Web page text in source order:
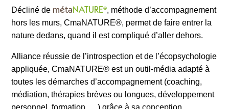
Décliné de métaNATURE®, méthode d’accompagnement
hors les murs, CmaNATURE®, permet de faire entrer la
nature dedans, quand il est compliqué d’aller dehors.
Alliance réussie de l’introspection et de l’écopsychologie
appliquée, CmaNATURE® est un outil-média adapté à
toutes les démarches d’accompagnement (coaching,
médiation, thérapies brèves ou longues, développement